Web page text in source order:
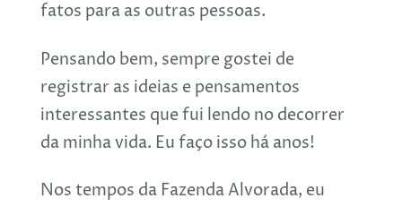
fatos para as outras pessoas.
Pensando bem, sempre gostei de
registrar as ideias e pensamentos
interessantes que fui lendo no decorrer
da minha vida. Eu faço isso há anos!
Nos tempos da Fazenda Alvorada, eu